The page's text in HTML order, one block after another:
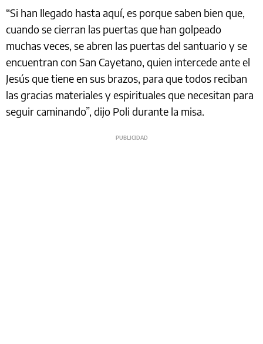
“Si han llegado hasta aquí, es porque saben bien que,
cuando se cierran las puertas que han golpeado
muchas veces, se abren las puertas del santuario y se
encuentran con San Cayetano, quien intercede ante el
Jesús que tiene en sus brazos, para que todos reciban
las gracias materiales y espirituales que necesitan para
seguir caminando”, dijo Poli durante la misa.